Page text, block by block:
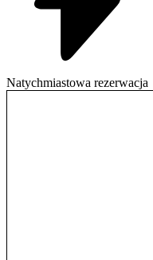
Natychmiastowa rezerwacja